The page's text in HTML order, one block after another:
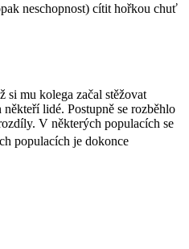
neschopnost) cítit hořkou chuť
mu kolega začal stěžovat
lidé. Postupně se rozběhlo
V některých populacích se
populacích je dokonce